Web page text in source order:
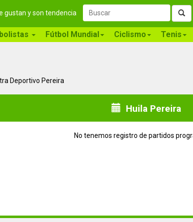
gustan y son tendencia
Fútbol Mundial Ciclismo Tenis
Deportivo Pereira
Huila Pereira
No tenemos registro de partidos